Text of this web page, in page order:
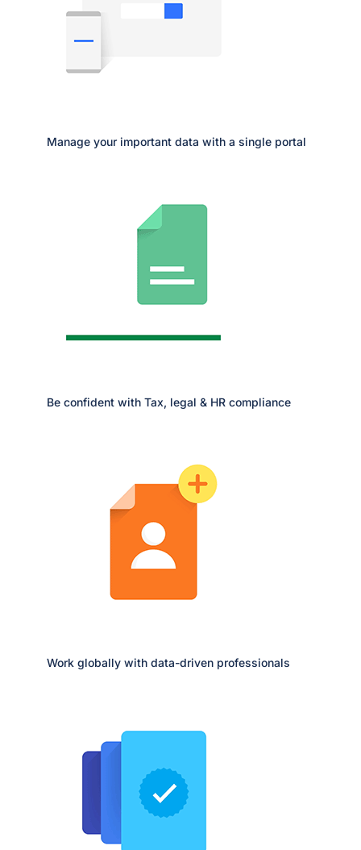
Manage your important data with a single portal
Be confident with Tax, legal & HR compliance
Work globally with data-driven professionals